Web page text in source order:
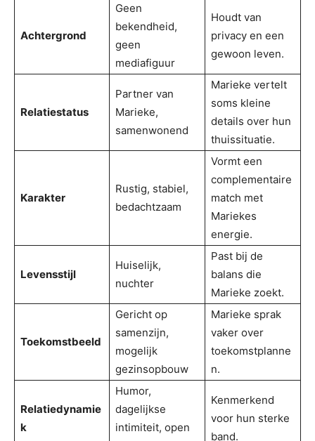
Achtergrond
Geen
bekendheid,
geen
mediafiguur
Houdt van
privacy en een
gewoon leven.
Relatiestatus
Partner van
Marieke,
samenwonend
Marieke vertelt
soms kleine
details over hun
thuissituatie.
Karakter
Rustig, stabiel,
bedachtzaam
Vormt een
complementaire
match met
Mariekes
energie.
Levensstijl
Huiselijk,
nuchter
Past bij de
balans die
Marieke zoekt.
Toekomstbeeld
Gericht op
samenzijn,
mogelijk
gezinsopbouw
Marieke sprak
vaker over
toekomstplanne
n.
Relatiedynamie
k
Humor,
dagelijkse
intimiteit, open
Kenmerkend
voor hun sterke
band.